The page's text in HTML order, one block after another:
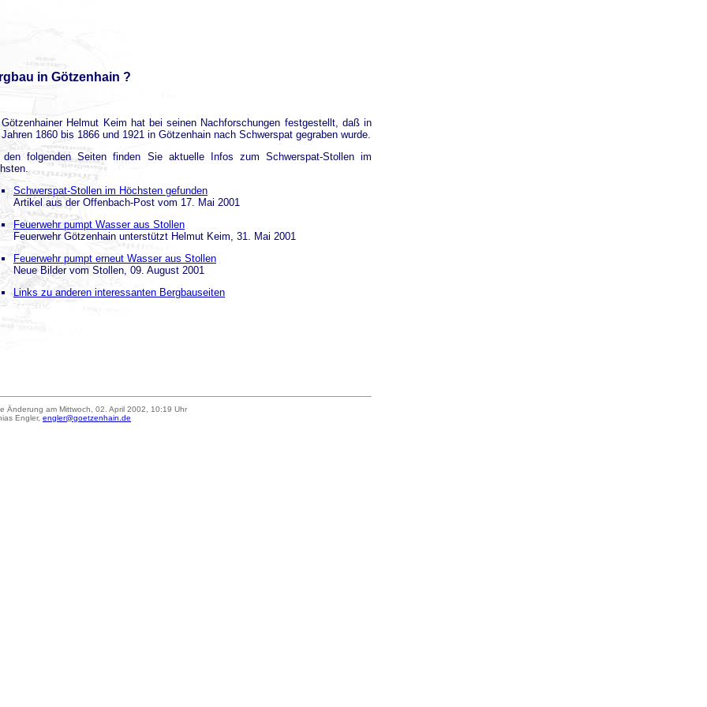
in Götzenhain ?
Götzenhainer Helmut Keim hat bei seinen Nachforschungen festgestellt, daß in
1860 bis 1866 und 1921 in Götzenhain nach Schwerspat gegraben wurde.
folgenden Seiten finden Sie aktuelle Infos zum Schwerspat-Stollen im
Schwerspat-Stollen im Höchsten gefunden
Artikel aus der Offenbach-Post vom 17. Mai 2001
Feuerwehr pumpt Wasser aus Stollen
Feuerwehr Götzenhain unterstützt Helmut Keim, 31. Mai 2001
Feuerwehr pumpt erneut Wasser aus Stollen
Neue Bilder vom Stollen, 09. August 2001
Links zu anderen interessanten Bergbauseiten
Änderung am Mittwoch, 02. April 2002, 10:19 Uhr
Engler, engler@goetzenhain.de